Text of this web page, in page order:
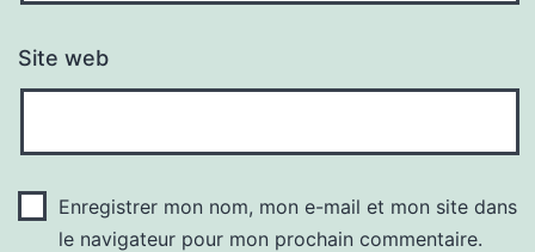
Site web
Enregistrer mon nom, mon e-mail et mon site dans
le navigateur pour mon prochain commentaire.